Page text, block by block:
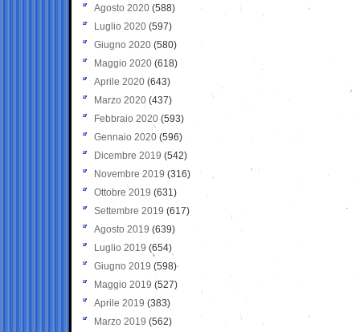
Agosto 2020 (588)
Luglio 2020 (597)
Giugno 2020 (580)
Maggio 2020 (618)
Aprile 2020 (643)
Marzo 2020 (437)
Febbraio 2020 (593)
Gennaio 2020 (596)
Dicembre 2019 (542)
Novembre 2019 (316)
Ottobre 2019 (631)
Settembre 2019 (617)
Agosto 2019 (639)
Luglio 2019 (654)
Giugno 2019 (598)
Maggio 2019 (527)
Aprile 2019 (383)
Marzo 2019 (562)